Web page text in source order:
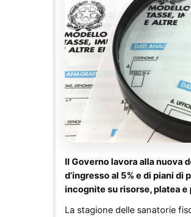
Il Governo lavora alla nuova
d’ingresso al 5% e di piani
incognite su risorse, platea
La stagione delle sanatorie